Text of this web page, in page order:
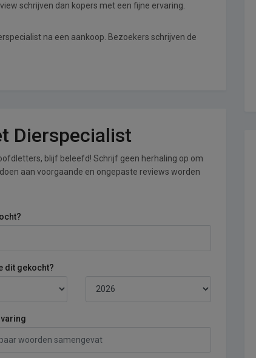
schrijven dan kopers met een fijne ervaring.
na een aankoop. Bezoekers schrijven de
Dierspecialist
blijf beleefd! Schrijf geen herhaling op om
aan voorgaande en ongepaste reviews worden
dit gekocht?